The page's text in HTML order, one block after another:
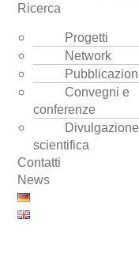
Ricerca
Progetti
Network
Convegni e
conferenze
Divulgazione
scientifica
Contatti
News